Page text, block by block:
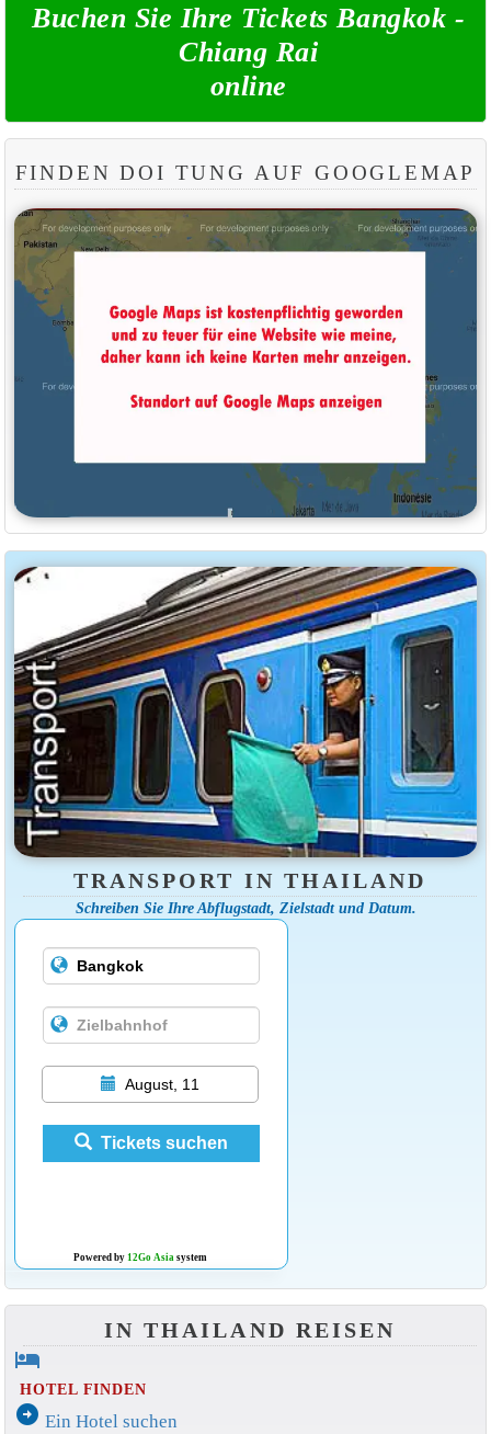
Buchen Sie Ihre Tickets Bangkok -
Chiang Rai
online
FINDEN DOI TUNG AUF GOOGLEMAP
TRANSPORT IN THAILAND
Schreiben Sie Ihre Abflugstadt, Zielstadt und Datum.
August, 11
Tickets suchen
Powered by 12Go Asia system
IN THAILAND REISEN
hotel
HOTEL FINDEN
arrow_circle_right Ein Hotel suchen